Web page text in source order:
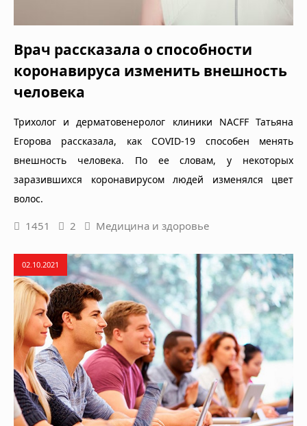
Врач рассказала о способности
коронавируса изменить внешность
человека
Трихолог и дерматовенеролог клиники NACFF Татьяна
Егорова рассказала, как COVID-19 способен менять
внешность человека. По ее словам, у некоторых
заразившихся коронавирусом людей изменялся цвет
волос.
1451 2 Медицина и здоровье
02.10.2021